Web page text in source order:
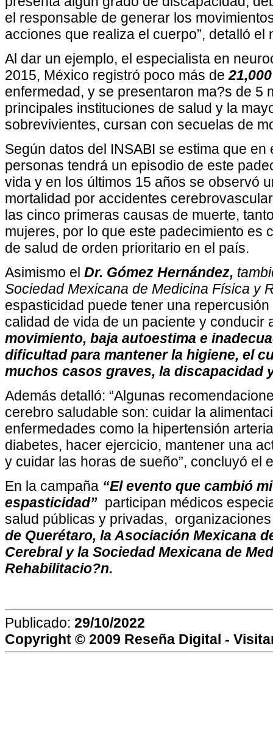
el responsable de generar los
acciones que realiza el cuerpo”, detalló el
Al dar un ejemplo, el especialista en
2015, México registró poco más de
enfermedad, y se presentaron ma?s de 5
principales instituciones de salud y la
sobrevivientes, cursan con secuelas de
Según datos del INSABI se estima que
personas tendrá un episodio de este
vida y en los últimos 15 años se observó
mortalidad por accidentes
las cinco primeras causas de muerte,
mujeres, por lo que este padecimiento es
de salud de orden prioritario en el país.
Asimismo el Dr. Gómez Hernández,
Sociedad Mexicana de Medicina Física y
espasticidad puede tener una
calidad de vida de un paciente y conducir
movimiento, baja autoestima e
dificultad para mantener la higiene, el
muchos casos graves, la discapacidad
Además detalló: “Algunas
cerebro saludable son: cuidar la
enfermedades como la hipertensión
diabetes, hacer ejercicio, mantener una
y cuidar las horas de sueño”, concluyó el
En la campaña “El evento que cambió
espasticidad” participan médicos
salud públicas y privadas,
de Querétaro, la Asociación Mexicana
Cerebral y la Sociedad Mexicana de
Rehabilitacio?n.
Publicado: 29/10/2022
Copyright © 2009 Reseña Digital -